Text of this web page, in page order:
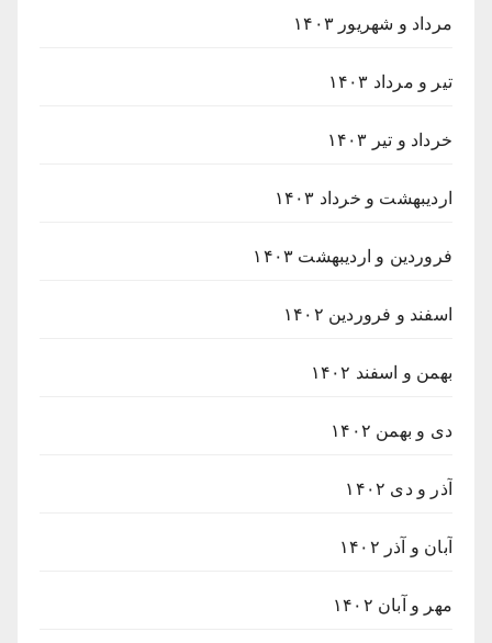
مرداد و شهریور ۱۴۰۳
تیر و مرداد ۱۴۰۳
خرداد و تیر ۱۴۰۳
اردیبهشت و خرداد ۱۴۰۳
فروردین و اردیبهشت ۱۴۰۳
اسفند و فروردین ۱۴۰۲
بهمن و اسفند ۱۴۰۲
دی و بهمن ۱۴۰۲
آذر و دی ۱۴۰۲
آبان و آذر ۱۴۰۲
مهر و آبان ۱۴۰۲